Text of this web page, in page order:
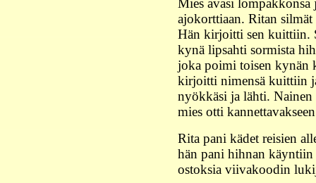
Mies avasi lompakkonsa
ajokorttiaan. Ritan
Hän kirjoitti sen kuittiin.
kynä lipsahti sormista
joka poimi toisen kynän
kirjoitti nimensä kuittiin
nyökkäsi ja lähti. Nainen
mies otti
Rita pani kädet reisien
hän pani hihnan käyntiin
ostoksia viivakoodin